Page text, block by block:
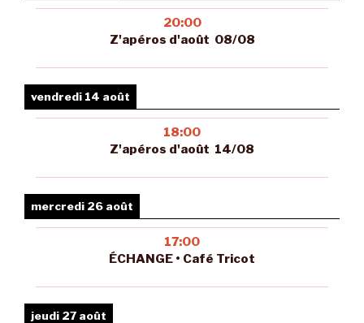
20:00
Z'apéros d'août 08/08
vendredi 14 août
18:00
Z'apéros d'août 14/08
mercredi 26 août
17:00
ÉCHANGE • Café Tricot
jeudi 27 août